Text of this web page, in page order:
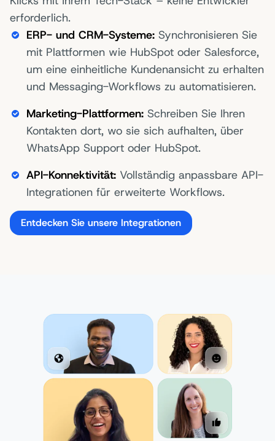
erforderlich.
ERP- und CRM-Systeme: Synchronisieren Sie
mit Plattformen wie HubSpot oder Salesforce,
um eine einheitliche Kundenansicht zu erhalten
und Messaging-Workflows zu automatisieren.
Marketing-Plattformen: Schreiben Sie Ihren
Kontakten dort, wo sie sich aufhalten, über
WhatsApp Support oder HubSpot.
API-Konnektivität: Vollständig anpassbare API-
Integrationen für erweiterte Workflows.
Entdecken Sie unsere Integrationen